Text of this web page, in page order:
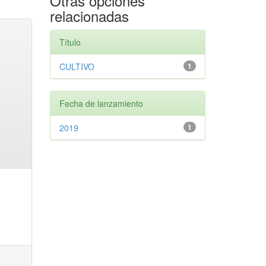
relacionadas
Título
1
CULTIVO
Fecha de lanzamiento
1
2019